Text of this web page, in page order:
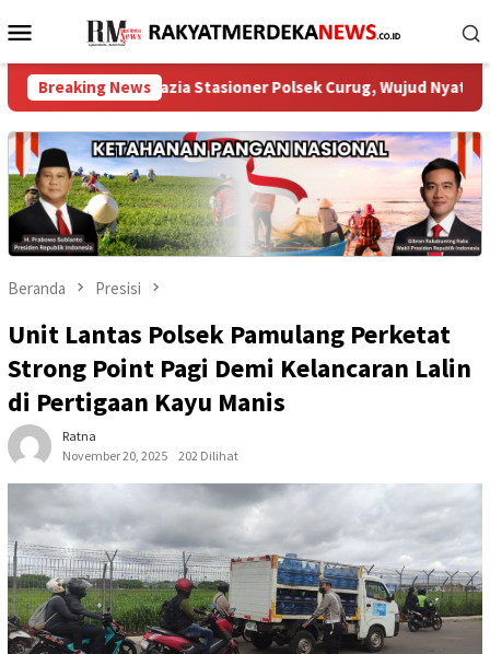
ke
Menu
Mobile
Breaking News
Razia Stasioner Polsek Curug, Wujud Nyata Hadirnya
Beranda Presisi
Unit Lantas Polsek Pamulang Perketat
Strong Point Pagi Demi Kelancaran Lalin
di Pertigaan Kayu Manis
Ratna
November 20, 2025
202 Dilihat